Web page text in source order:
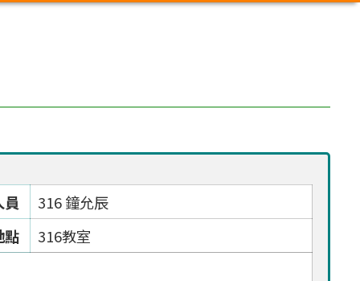
員
316 鐘允辰
點
316教室